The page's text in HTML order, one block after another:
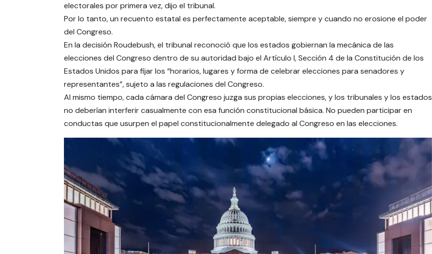
electorales por primera vez, dijo el tribunal.
Por lo tanto, un recuento estatal es perfectamente aceptable, siempre y cuando no erosione el poder
del Congreso.
En la decisión Roudebush, el tribunal reconoció que los estados gobiernan la mecánica de las
elecciones del Congreso dentro de su autoridad bajo el Artículo I, Sección 4 de la Constitución de los
Estados Unidos para fijar los “horarios, lugares y forma de celebrar elecciones para senadores y
representantes”, sujeto a las regulaciones del Congreso.
Al mismo tiempo, cada cámara del Congreso juzga sus propias elecciones, y los tribunales y los estados
no deberían interferir casualmente con esa función constitucional básica. No pueden participar en
conductas que usurpen el papel constitucionalmente delegado al Congreso en las elecciones.